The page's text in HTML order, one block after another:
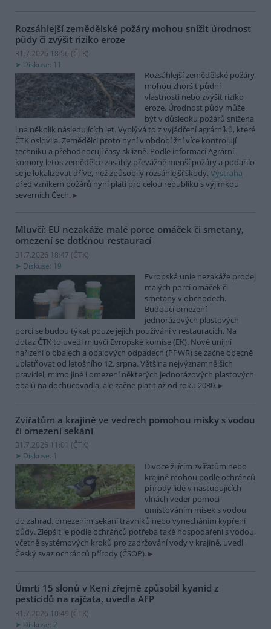
Rozsáhlejší zemědělské požáry mohou snížit úrodnost
půdy či zvýšit riziko eroze
31.7.2026 18:56 (ČTK)
Diskuse: 11
Rozsáhlejší zemědělské požáry
mohou zhoršit půdní
vlastnosti nebo zvýšit riziko
eroze. Úrodnost půdy může
být v důsledku požárů snížena
i na několik následujících let. Vyplývá to z vyjádření agrárníků, které
ČTK oslovila. Zemědělci proto nyní v období žní více kontrolují
techniku a přehodnocují časy sklizně. Podle informací Agrární
komory letos zemědělce zasáhly převážně menší požáry a podařilo
se je lokalizovat dříve, než způsobily rozsáhlejší škody. Výstraha
před vznikem požárů nyní platí pro celou republiku s výjimkou
severních Čech.
Mluvčí: EU nezakáže malé porce omáček či smetany,
omezení se dotknou restaurací
31.7.2026 18:47 (ČTK)
Diskuse: 19
Evropská unie nezakáže prodej
malých porcí omáček či
smetany v obchodech.
Budoucí omezení
jednorázových plastových
porcí se budou týkat pouze jejich používání v restauracích. Na
dotaz ČTK to uvedl mluvčí Evropské komise (EK). Nové unijní
nařízení o obalech a obalových odpadech (PPWR) se začne obecně
uplatňovat od letošního 12. srpna. Většina nejvýznamnějších
pravidel, mimo jiné i omezení některých jednorázových plastových
obalů na dochucovadla, ale začne platit až od roku 2030.
Zvířatům a krajině ve vedrech pomohou misky s vodou
či omezení sekání
31.7.2026 11:01 (ČTK)
Diskuse: 1
Divoce žijícím zvířatům nebo
krajině mohou podle ochránců
přírody lidé v nastupujících
vlnách veder pomoci
umísťováním misek s vodou
do zahrad, omezením sekání trávníků nebo vynecháním kypření
půdy. Zlepšit je podle ochránců potřeba také hospodaření s vodou,
včetně systémových kroků pro zadržování vody v krajině, uvedl
Český svaz ochránců přírody (ČSOP).
Úmrtí 15 slonů v Keni zřejmě způsobil kyanid z
pesticidů na rajčata, uvedla AFP
31.7.2026 10:49 (ČTK)
Diskuse: 2